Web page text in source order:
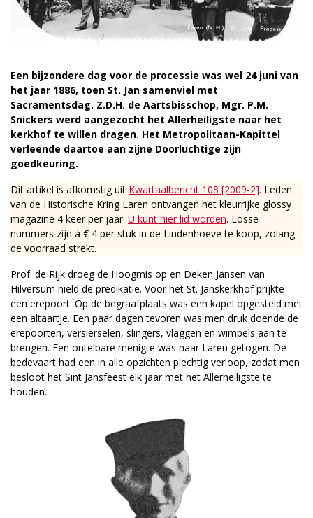
Een bijzondere dag voor de processie was wel 24 juni van
het jaar 1886, toen St. Jan samenviel met
Sacramentsdag. Z.D.H. de Aartsbisschop, Mgr. P.M.
Snickers werd aangezocht het Allerheiligste naar het
kerkhof te willen dragen. Het Metropolitaan-Kapittel
verleende daartoe aan zijne Doorluchtige zijn
goedkeuring.
Dit artikel is afkomstig uit Kwartaalbericht 108 [2009-2]. Leden
van de Historische Kring Laren ontvangen het kleurrijke glossy
magazine 4 keer per jaar. U kunt hier lid worden. Losse
nummers zijn à € 4 per stuk in de Lindenhoeve te koop, zolang
de voorraad strekt.
Prof. de Rijk droeg de Hoogmis op en Deken Jansen van
Hilversum hield de predikatie. Voor het St. Janskerkhof prijkte
een erepoort. Op de begraafplaats was een kapel opgesteld met
een altaartje. Een paar dagen tevoren was men druk doende de
erepoorten, versierselen, slingers, vlaggen en wimpels aan te
brengen. Een ontelbare menigte was naar Laren getogen. De
bedevaart had een in alle opzichten plechtig verloop, zodat men
besloot het Sint Jansfeest elk jaar met het Allerheiligste te
houden.